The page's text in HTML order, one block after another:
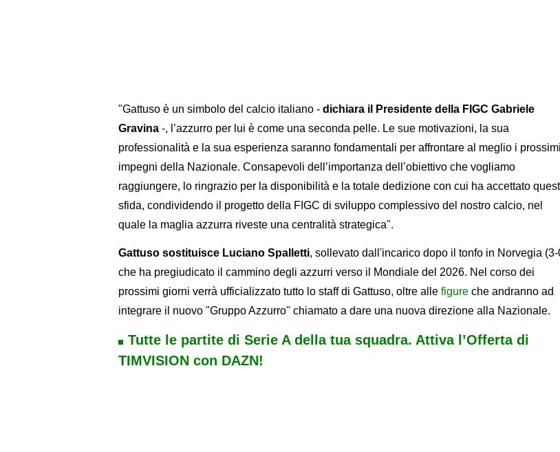
"Gattuso è un simbolo del calcio italiano - dichiara il Presidente della FIGC Gabriele
Gravina -, l’azzurro per lui è come una seconda pelle. Le sue motivazioni, la sua
professionalità e la sua esperienza saranno fondamentali per affrontare al meglio i prossimi
impegni della Nazionale. Consapevoli dell’importanza dell’obiettivo che vogliamo
raggiungere, lo ringrazio per la disponibilità e la totale dedizione con cui ha accettato
sfida, condividendo il progetto della FIGC di sviluppo complessivo del nostro calcio, nel
quale la maglia azzurra riveste una centralità strategica".
Gattuso sostituisce Luciano Spalletti, sollevato dall'incarico dopo il tonfo in Norvegia (3-
che ha pregiudicato il cammino degli azzurri verso il Mondiale del 2026. Nel corso dei
prossimi giorni verrà ufficializzato tutto lo staff di Gattuso, oltre alle figure che andranno ad
integrare il nuovo "Gruppo Azzurro" chiamato a dare una nuova direzione alla Nazionale.
Tutte le partite di Serie A della tua squadra. Attiva l’Offerta di
TIMVISION con DAZN!